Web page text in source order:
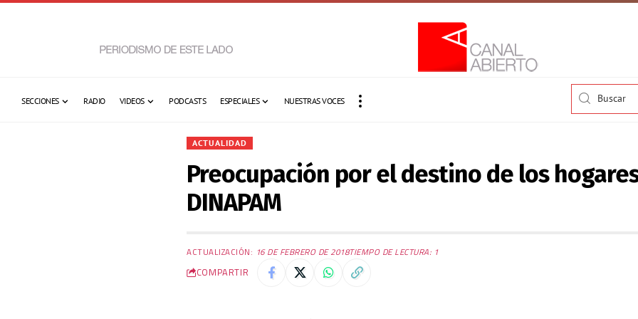
SECCIONES RADIO VIDEOS PODCASTS ESPECIALES NUESTRAS VOCES
ACTUALIDAD
Preocupación por el destino de los
DINAPAM
ACTUALIZACIÓN: 16 DE FEBRERO DE 2018TIEMPO DE LECTURA: 1
COMPARTIR